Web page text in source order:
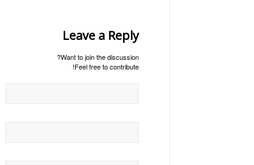
Leave a Reply
Want to join the discussion?
Feel free to contribute!